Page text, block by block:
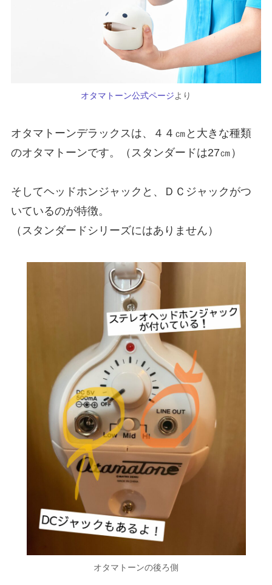
オタマトーン公式ページより
オタマトーンデラックスは、４４㎝と大きな種類
のオタマトーンです。（スタンダードは27㎝）
そしてヘッドホンジャックと、ＤＣジャックがつ
いているのが特徴。
（スタンダードシリーズにはありません）
オタマトーンの後ろ側